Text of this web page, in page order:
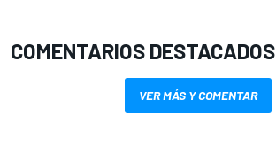
COMENTARIOS DESTACADOS
VER MÁS Y COMENTAR